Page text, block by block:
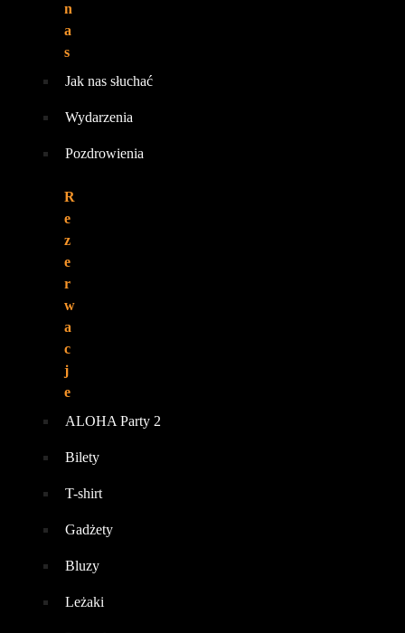
n
a
s
Jak nas słuchać
Wydarzenia
Pozdrowienia
R
e
z
e
r
w
a
c
j
e
ALOHA Party 2
Bilety
T-shirt
Gadżety
Bluzy
Leżaki